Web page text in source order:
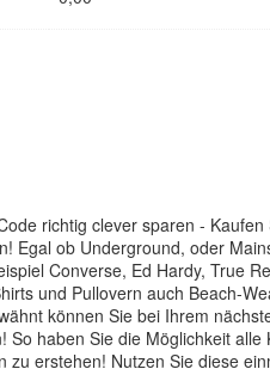
richtig clever sparen - Kaufen
Egal ob Underground, oder
Converse, Ed Hardy, True
und Pullovern auch Beach-
können Sie bei Ihrem
haben Sie die Möglichkeit
erstehen! Nutzen Sie diese